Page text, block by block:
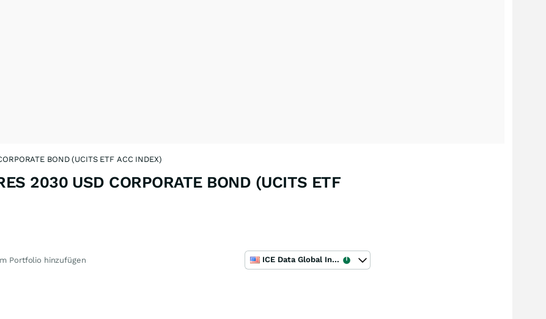
BOND (UCITS ETF ACC INDEX)
2030 USD CORPORATE BOND (UCITS ETF
Portfolio hinzufügen ICE Data Global Index